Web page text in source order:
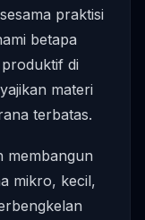
praktisi
betapa
di
materi
terbatas.
membangun
mikro, kecil,